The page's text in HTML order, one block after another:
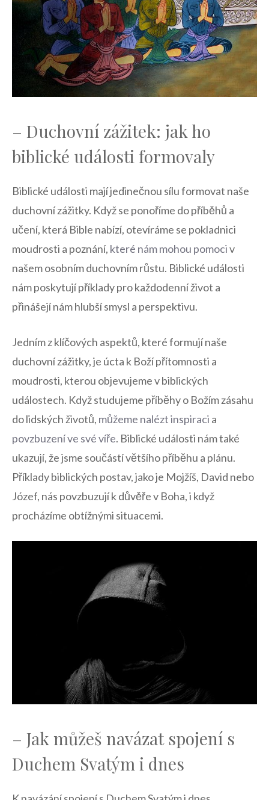
– Duchovní zážitek: jak ho
biblické události formovaly
Biblické události mají ‌jedinečnou sílu ⁢formovat⁢ naše
duchovní zážitky. Když⁢ se ponoříme​ do‌ příběhů a
učení, která Bible nabízí, otevíráme se pokladnici
moudrosti a poznání, které ⁤nám mohou pomociv
našem osobním duchovním růstu. Biblické události
nám poskytují příklady pro každodenní život a‌
přinášejí nám hlubší smysl a⁤ perspektivu.
Jedním z klíčových aspektů, které formují naše
duchovní zážitky, je úcta k Boží přítomnosti a
moudrosti, kterou objevujeme v biblických
událostech. Když studujeme příběhy o Božím zásahu
do‍ lidských životů, můžeme nalézt inspiraci a
povzbuzení ve ⁢své víře. Biblické ⁤události nám také
ukazují, že ‍jsme‍ součástí většího příběhu a plánu.
Příklady biblických ⁤postav,​ jako je Mojžíš, David ‌nebo
Józef, nás povzbuzují k důvěře v Boha, i ‍když
procházíme obtížnými situacemi.
– Jak‍ můžeš navázat spojení s
Duchem Svatým i dnes